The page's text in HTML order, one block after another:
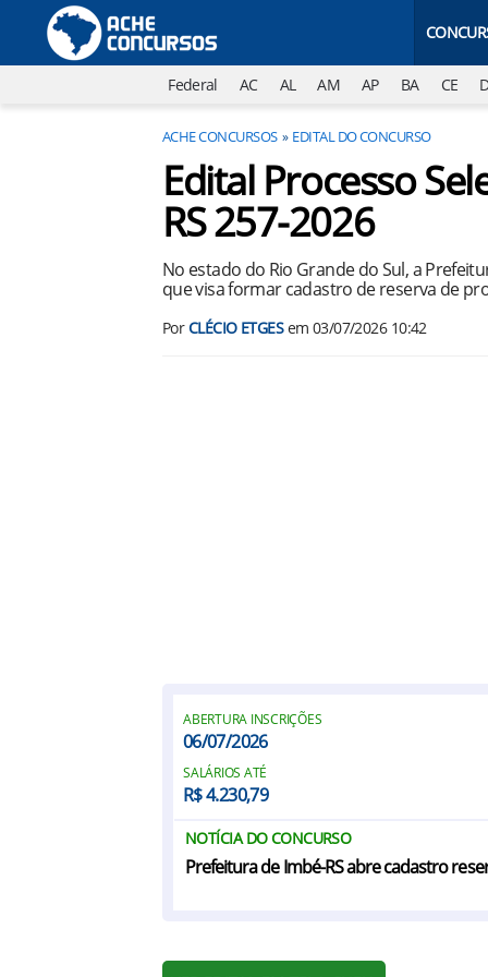
Federal AC AL AM AP BA CE
ACHE CONCURSOS EDITAL DO CONCURSO
Edital Processo
RS 257-2026
No estado do Rio Grande do Sul, a
que visa formar cadastro de reserva de
PorCLÉCIO ETGESem 03/07/2026 10:42
ABERTURA INSCRIÇÕES
06/07/2026
SALÁRIOS ATÉ
R$ 4.230,79
NOTÍCIA DO CONCURSO
Prefeitura de Imbé-RS abre cadastro